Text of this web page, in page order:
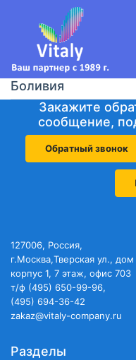
Боливия
Закажите
сообщение,
Обратный звонок
127006, Россия,
г.Москва,Тверская ул., дом
корпус 1, 7 этаж, офис 703
т/ф (495) 650-99-96,
(495) 694-36-42
zakaz@vitaly-company.ru
Разделы